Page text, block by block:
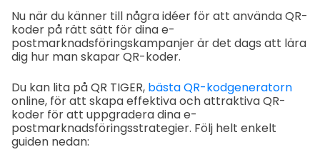
Nu när du känner till några idéer för att använda QR-
koder på rätt sätt för dina e-
postmarknadsföringskampanjer är det dags att lära
dig hur man skapar QR-koder.
Du kan lita på QR TIGER, bästa QR-kodgeneratorn
online, för att skapa effektiva och attraktiva QR-
koder för att uppgradera dina e-
postmarknadsföringsstrategier. Följ helt enkelt
guiden nedan: